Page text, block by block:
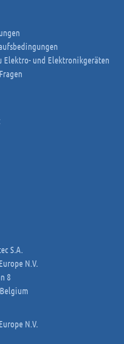
Elektro- und Elektronikgeräten
S.A.
N.V.
8
N.V.